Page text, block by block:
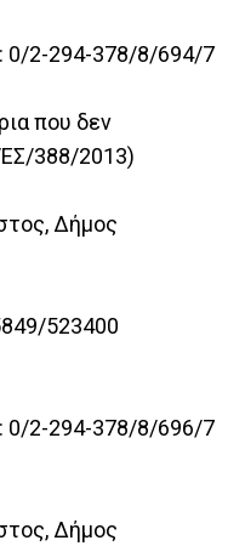
0/2-294-378/8/694/7
που δεν
388/2013)
Δήμος
523400
0/2-294-378/8/696/7
Δήμος